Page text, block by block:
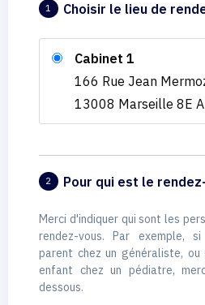
1 Choisir le lieu de
Cabinet 1
166 Rue Jean
13008 Marseille 8E
2 Pour qui est le
Merci d'indiquer qui sont les
rendez-vous. Par exemple,
parent chez un généraliste, ou
enfant chez un pédiatre,
dessous.